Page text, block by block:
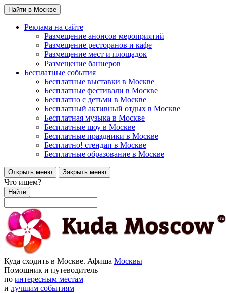
Найти в Москве
Реклама на сайте
Размещение анонсов мероприятий
Размещение ресторанов и кафе
Размещение мест и площадок
Размещение баннеров
Бесплатные события
Бесплатные выставки в Москве
Бесплатные фестивали в Москве
Бесплатно с детьми в Москве
Бесплатный активный отдых в Москве
Бесплатная музыка в Москве
Бесплатные шоу в Москве
Бесплатные праздники в Москве
Бесплатно! стендап в Москве
Бесплатные образование в Москве
Открыть меню Закрыть меню
Что ищем?
Найти
Куда сходить в Москве. Афиша Москвы
Помощник и путеводитель
по интересным местам
и лучшим событиям